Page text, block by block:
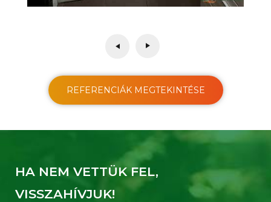
REFERENCIÁK MEGTEKINTÉSE
HA NEM VETTÜK FEL,
VISSZAHÍVJUK!